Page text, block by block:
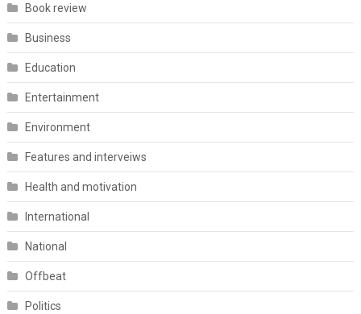
Book review
Business
Education
Entertainment
Environment
Features and interveiws
Health and motivation
International
National
Offbeat
Politics